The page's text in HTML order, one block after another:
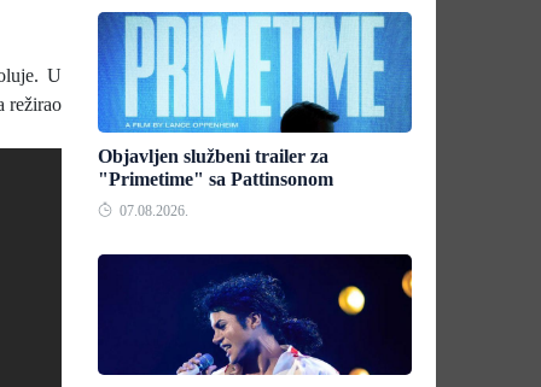
U
režirao
Objavljen službeni trailer za
"Primetime" sa Pattinsonom
07.08.2026.